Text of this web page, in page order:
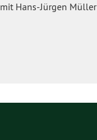
mit Hans-Jürgen Müller